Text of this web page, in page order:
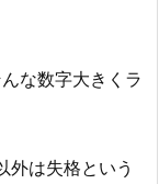
な数字大きくラ
外は失格という